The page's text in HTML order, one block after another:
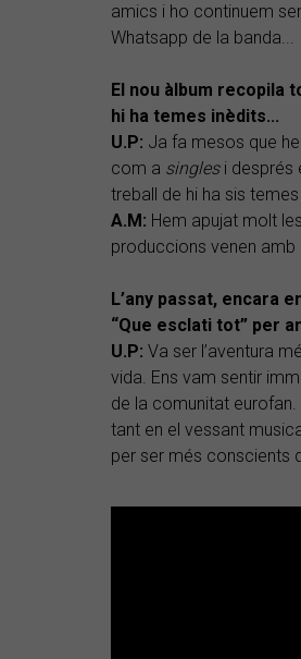
amics i ho continuem
Whatsapp de la banda...
El nou àlbum recopila
hi ha temes inèdits...
U.P: Ja fa mesos que
com a singlesi després
treball de hi ha sis
A.M: Hem apujat molt
produccions venen amb
L’any passat, encara
“Que esclati tot” per
U.P: Va ser l’aventura
vida. Ens vam sentir
de la comunitat eurofan.
tant en el vessant
per ser més conscients